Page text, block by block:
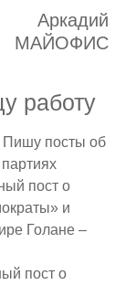
Аркадий
МАЙОФИС
работу
посты об
пост о
и
Голане –
пост о